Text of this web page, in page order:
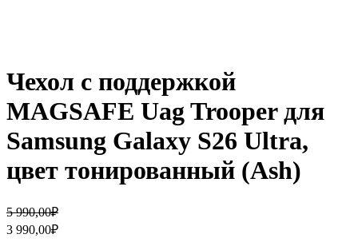
Чехол с поддержкой
MAGSAFE Uag Trooper для
Samsung Galaxy S26 Ultra,
цвет тонированный (Ash)
5 990,00₽
Первоначальная
цена
составляла
3 990,00₽
Текущая
цена:
3